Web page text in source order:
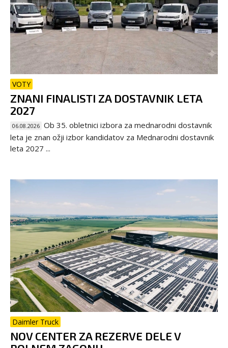
VOTY
ZNANI FINALISTI ZA DOSTAVNIK LETA
2027
06.08.2026 Ob 35. obletnici izbora za mednarodni dostavnik
leta je znan ožji izbor kandidatov za Mednarodni dostavnik
leta 2027 ...
Daimler Truck
NOV CENTER ZA REZERVE DELE V